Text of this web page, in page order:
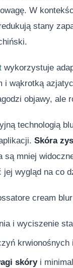
W
stany
wykorzystuje
i wąkrotką
objawy,
technologią
Skóra
są mniej
jej wygląd na co
cream
i wyciszenie
skóryi